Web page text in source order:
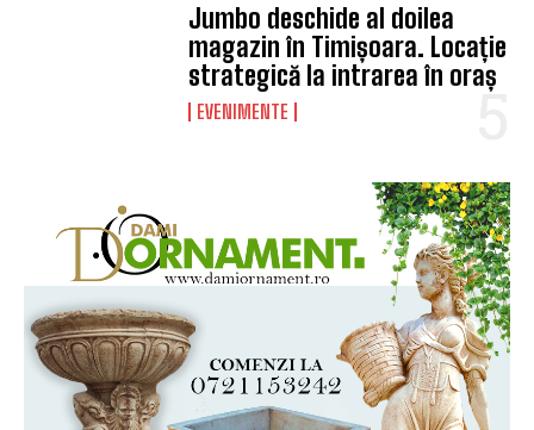
Jumbo deschide al doilea
magazin în Timișoara. Locație
strategică la intrarea în oraș
EVENIMENTE